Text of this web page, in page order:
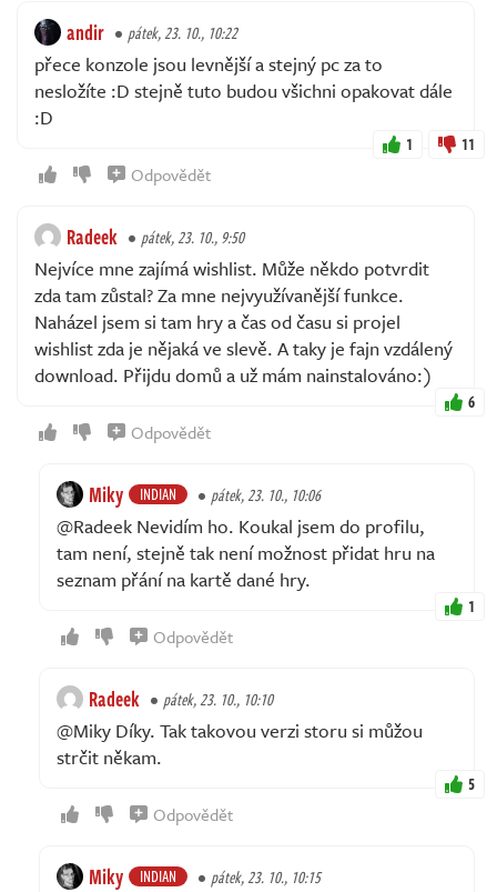
andir pátek, 23. 10., 10:22
přece konzole jsou levnější a stejný pc za to
nesložíte :D stejně tuto budou všichni opakovat dále
:D
1 11
Odpovědět
Radeek pátek, 23. 10., 9:50
Nejvíce mne zajímá wishlist. Může někdo potvrdit
zda tam zůstal? Za mne nejvyužívanější funkce.
Naházel jsem si tam hry a čas od času si projel
wishlist zda je nějaká ve slevě. A taky je fajn vzdálený
download. Přijdu domů a už mám nainstalováno:)
6
Odpovědět
Miky INDIAN pátek, 23. 10., 10:06
@Radeek Nevidím ho. Koukal jsem do profilu,
tam není, stejně tak není možnost přidat hru na
seznam přání na kartě dané hry.
1
Odpovědět
Radeek pátek, 23. 10., 10:10
@Miky Díky. Tak takovou verzi storu si můžou
strčit někam.
5
Odpovědět
Miky INDIAN pátek, 23. 10., 10:15